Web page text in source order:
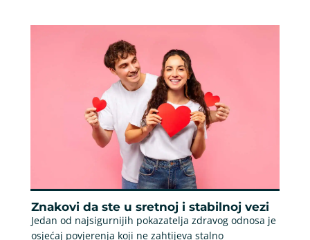
Znakovi da ste u sretnoj i stabilnoj vezi
Jedan od najsigurnijih pokazatelja zdravog odnosa je
osjećaj povjerenja koji ne zahtijeva stalno